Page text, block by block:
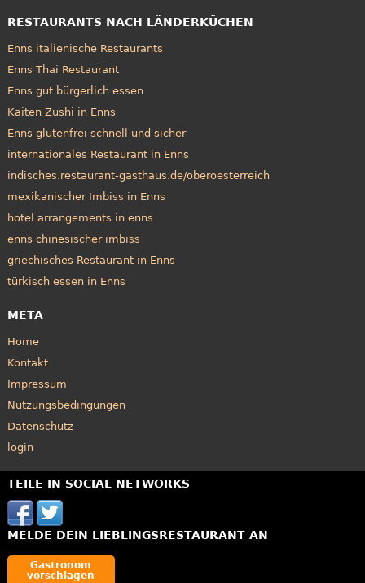
RESTAURANTS NACH LÄNDERKÜCHEN
Enns italienische Restaurants
Enns Thai Restaurant
Enns gut bürgerlich essen
Kaiten Zushi in Enns
Enns glutenfrei schnell und sicher
internationales Restaurant in Enns
indisches.restaurant-gasthaus.de/oberoesterreich
mexikanischer Imbiss in Enns
hotel arrangements in enns
enns chinesischer imbiss
griechisches Restaurant in Enns
türkisch essen in Enns
META
Home
Kontakt
Impressum
Nutzungsbedingungen
Datenschutz
login
TEILE IN SOCIAL NETWORKS
MELDE DEIN LIEBLINGSRESTAURANT AN
Gastronom
vorschlagen